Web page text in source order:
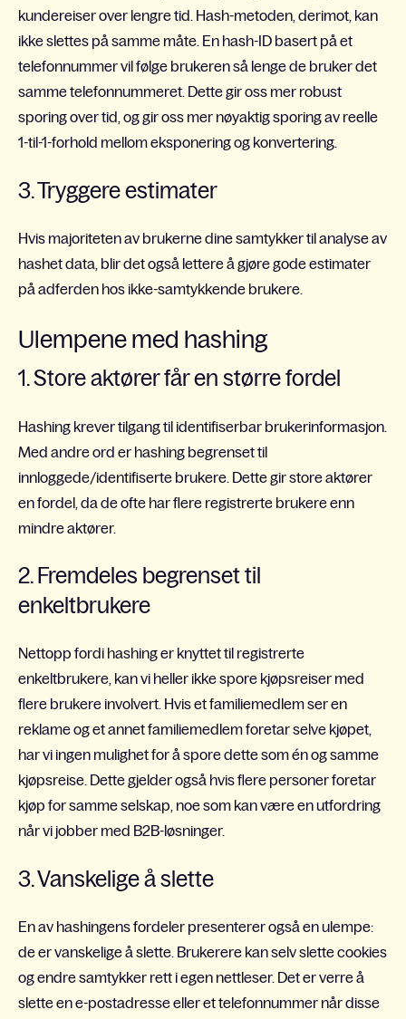
kundereiser over lengre tid. Hash-metoden, derimot, kan
ikke slettes på samme måte. En hash-ID basert på et
telefonnummer vil følge brukeren så lenge de bruker det
samme telefonnummeret. Dette gir oss mer robust
sporing over tid, og gir oss mer nøyaktig sporing av reelle
1-til-1-forhold mellom eksponering og konvertering.
3. Tryggere estimater
Hvis majoriteten av brukerne dine samtykker til analyse av
hashet data, blir det også lettere å gjøre gode estimater
på adferden hos ikke-samtykkende brukere.
Ulempene med hashing
1. Store aktører får en større fordel
Hashing krever tilgang til identifiserbar brukerinformasjon.
Med andre ord er hashing begrenset til
innloggede/identifiserte brukere. Dette gir store aktører
en fordel, da de ofte har flere registrerte brukere enn
mindre aktører.
2. Fremdeles begrenset til
enkeltbrukere
Nettopp fordi hashing er knyttet til registrerte
enkeltbrukere, kan vi heller ikke spore kjøpsreiser med
flere brukere involvert. Hvis et familiemedlem ser en
reklame og et annet familiemedlem foretar selve kjøpet,
har vi ingen mulighet for å spore dette som én og samme
kjøpsreise. Dette gjelder også hvis flere personer foretar
kjøp for samme selskap, noe som kan være en utfordring
når vi jobber med B2B-løsninger.
3. Vanskelige å slette
En av hashingens fordeler presenterer også en ulempe:
de er vanskelige å slette. Brukerere kan selv slette cookies
og endre samtykker rett i egen nettleser. Det er verre å
slette en e-postadresse eller et telefonnummer når disse